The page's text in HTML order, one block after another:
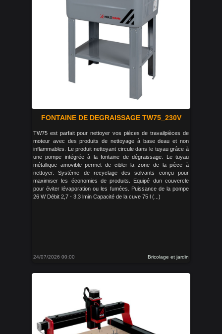
FONTAINE DE DEGRAISSAGE TW75_230V
TW75 est parfait pour nettoyer vos pièces de travailpièces de
moteur avec des produits de nettoyage à base deau et non
inflammables. Le produit nettoyant circule dans le tuyau grâce à
une pompe intégrée à la fontaine de dégraissage. Le tuyau
métallique amovible permet de cibler la zone de la pièce à
nettoyer. Système de recyclage des solvants conçu pour
maximiser les économies de produits. Equipé dun couvercle
pour éviter lévaporation ou les fumées. Puissance de la pompe
26 W Débit 2,7 - 3,3 lmin Capacité de la cuve 75 l (...)
24/07/2026 00:00 Bricolage et jardin